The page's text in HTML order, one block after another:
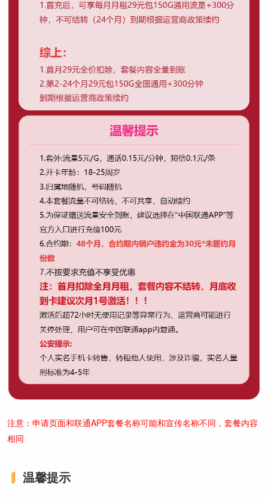
注意：申请页面和联通APP套餐名称可能和宣传名称不同，套餐内容
相同
温馨提示